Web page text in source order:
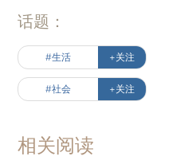
话题：
#生活 +关注
#社会 +关注
相关阅读